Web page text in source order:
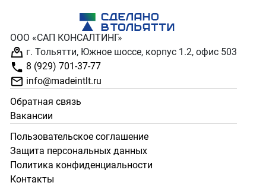
ООО «САП КОНСАЛТИНГ»
г. Тольятти, Южное шоссе, корпус 1.2, офис 503
8 (929) 701-37-77
info@madeintlt.ru
Обратная связь
Вакансии
Пользовательское соглашение
Защита персональных данных
Политика конфиденциальности
Контакты